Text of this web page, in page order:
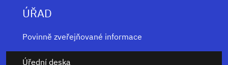
ÚŘAD
Povinně zveřejňované informace
Úřední deska